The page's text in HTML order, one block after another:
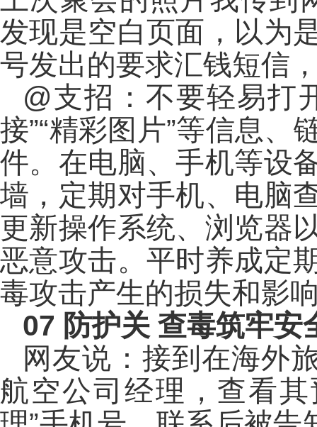
发现是空白页面，以为
号发出的要求汇钱短信
@支招：不要轻易打
接”“精彩图片”等信息
件。在电脑、手机等设
墙，定期对手机、电脑
更新操作系统、浏览器
恶意攻击。平时养成定
毒攻击产生的损失和影
07 防护关 查毒筑牢安
网友说：接到在海外
航空公司经理，查看